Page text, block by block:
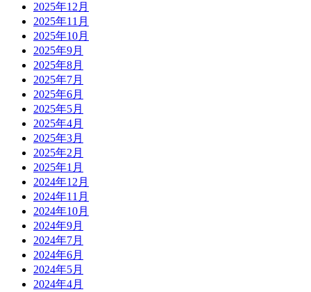
2025年12月
2025年11月
2025年10月
2025年9月
2025年8月
2025年7月
2025年6月
2025年5月
2025年4月
2025年3月
2025年2月
2025年1月
2024年12月
2024年11月
2024年10月
2024年9月
2024年7月
2024年6月
2024年5月
2024年4月